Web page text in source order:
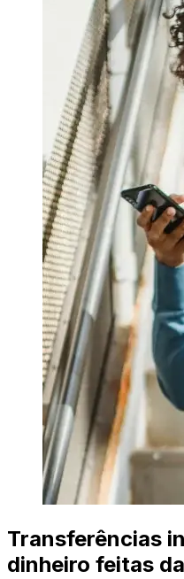
Transferências
dinheiro feitas